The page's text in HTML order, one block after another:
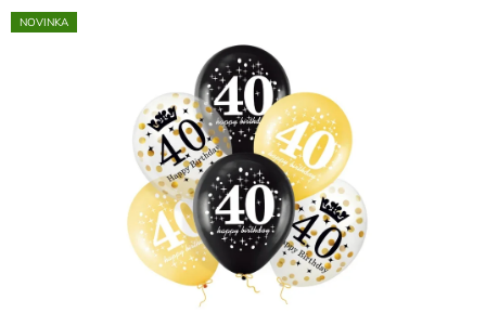
hodnocení
NOVINKA